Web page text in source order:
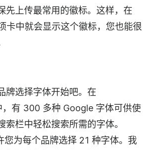
先上传最常用的徽标。这样，在
卡中就会显示这个徽标，您也能很
牌选择字体开始吧。在
有 300 多种 Google 字体可供使
索栏中轻松搜索所需的字体。
您为每个品牌选择 21 种字体。我